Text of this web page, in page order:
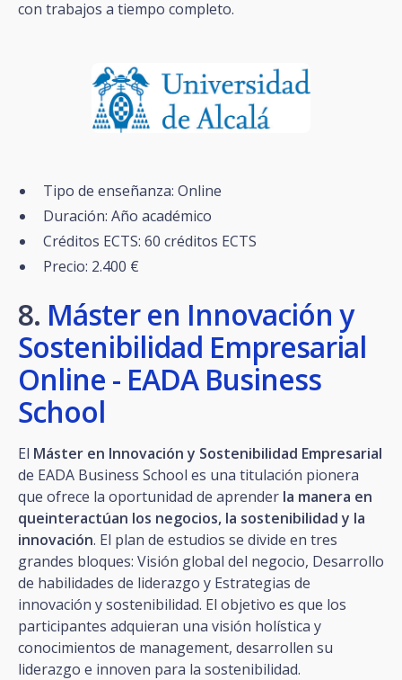
con trabajos a tiempo completo.
Tipo de enseñanza: Online
Duración: Año académico
Créditos ECTS: 60 créditos ECTS
Precio: 2.400 €
8. Máster en Innovación y
Sostenibilidad Empresarial
Online - EADA Business
School
El Máster en Innovación y Sostenibilidad Empresarial
de EADA Business School es una titulación pionera
que ofrece la oportunidad de aprender la manera en
queinteractúan los negocios, la sostenibilidad y la
innovación. El plan de estudios se divide en tres
grandes bloques: Visión global del negocio, Desarrollo
de habilidades de liderazgo y Estrategias de
innovación y sostenibilidad. El objetivo es que los
participantes adquieran una visión holística y
conocimientos de management, desarrollen su
liderazgo e innoven para la sostenibilidad.